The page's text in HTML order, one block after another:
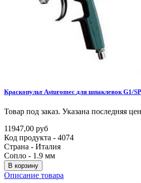
Краскопульт Asturomec для шпаклевок G1/SP
Товар под заказ. Указана последняя
11947,00 руб
Код продукта - 4074
Страна - Италия
Сопло - 1.9 мм
В корзину
Описание товара